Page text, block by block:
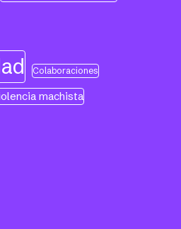
Colaboraciones
machista